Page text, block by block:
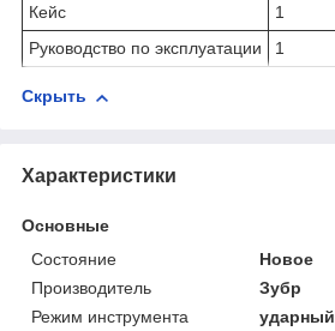
Кейс
1
Руководство по эксплуатации
1
Скрыть
Характеристики
Основные
Состояние
Новое
Производитель
Зубр
Режим инструмента
ударный